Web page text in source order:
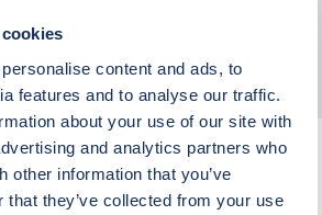
content and ads, to
features and to analyse our traffic.
about your use of our site with
and analytics partners who
other information that you’ve
that they’ve collected from your use
WYŚLIJ WIADOMOŚĆ